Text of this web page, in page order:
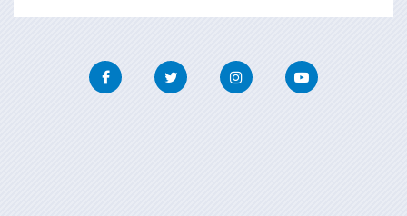
FacebookTwitter InstagramYoutube